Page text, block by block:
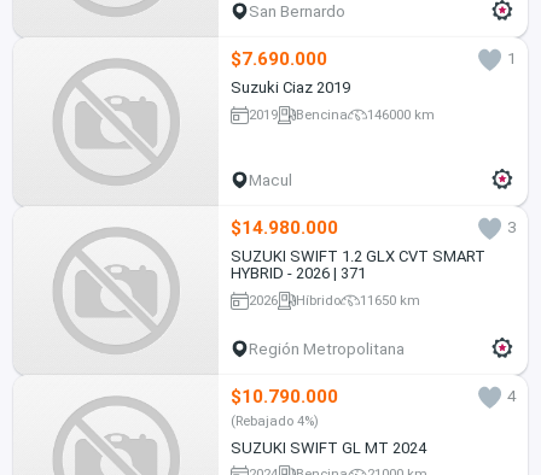
San Bernardo
$7.690.000
1
Suzuki Ciaz 2019
2019 Bencina 146000 km
Macul
$14.980.000
3
SUZUKI SWIFT 1.2 GLX CVT SMART
HYBRID - 2026 | 371
2026 Híbrido 11650 km
Región Metropolitana
$10.790.000 4
(Rebajado 4%)
SUZUKI SWIFT GL MT 2024